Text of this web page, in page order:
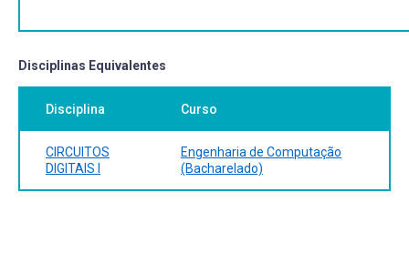
Disciplinas Equivalentes
Disciplina Curso
CIRCUITOS
DIGITAIS I
Engenharia de Computação
(Bacharelado)